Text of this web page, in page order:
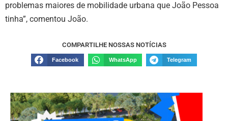
problemas maiores de mobilidade urbana que João Pessoa
tinha”, comentou João.
COMPARTILHE NOSSAS NOTÍCIAS
Facebook WhatsApp Telegram